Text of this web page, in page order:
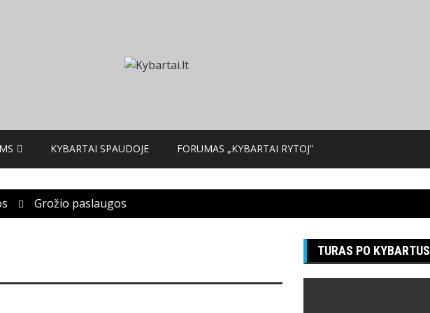
KYBARTAI SPAUDOJE FORUMAS „KYBARTAI RYTOJ”
Grožio paslaugos
TURAS PO KYBARTUS